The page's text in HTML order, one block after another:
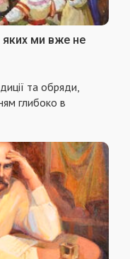
яких ми вже не
та обряди,
глибоко в